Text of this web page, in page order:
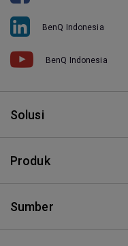
BenQ Indonesia
BenQ Indonesia
Solusi
Produk
Sumber